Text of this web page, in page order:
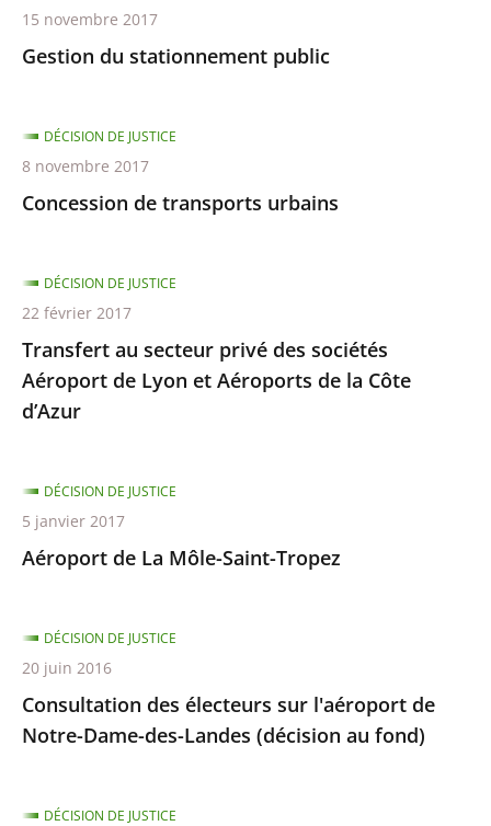
Gestion du stationnement public
15 novembre 2017
Concession de transports urbains
DÉCISION DE JUSTICE
8 novembre 2017
Transfert au secteur privé des sociétés
Aéroport de Lyon et Aéroports de la Côte
d’Azur
DÉCISION DE JUSTICE
22 février 2017
Aéroport de La Môle-Saint-Tropez
DÉCISION DE JUSTICE
5 janvier 2017
Consultation des électeurs sur l'aéroport de
Notre-Dame-des-Landes (décision au fond)
DÉCISION DE JUSTICE
20 juin 2016
DÉCISION DE JUSTICE